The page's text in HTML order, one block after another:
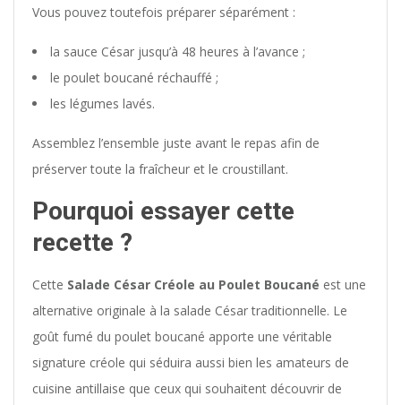
Vous pouvez toutefois préparer séparément :
la sauce César jusqu’à 48 heures à l’avance ;
le poulet boucané réchauffé ;
les légumes lavés.
Assemblez l’ensemble juste avant le repas afin de
préserver toute la fraîcheur et le croustillant.
Pourquoi essayer cette
recette ?
Cette Salade César Créole au Poulet Boucané est une
alternative originale à la salade César traditionnelle. Le
goût fumé du poulet boucané apporte une véritable
signature créole qui séduira aussi bien les amateurs de
cuisine antillaise que ceux qui souhaitent découvrir de